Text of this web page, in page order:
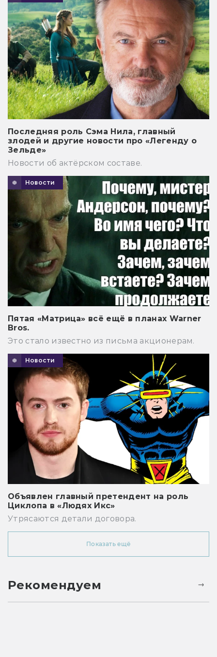
Последняя роль Сэма Нила, главный
злодей и другие новости про «Легенду о
Зельде»
Новости об актёрском составе.
Новости
Пятая «Матрица» всё ещё в планах Warner
Bros.
Это стало известно из письма акционерам.
Новости
Объявлен главный претендент на роль
Циклопа в «Людях Икс»
Утрясаются детали договора.
Показать ещё
Рекомендуем